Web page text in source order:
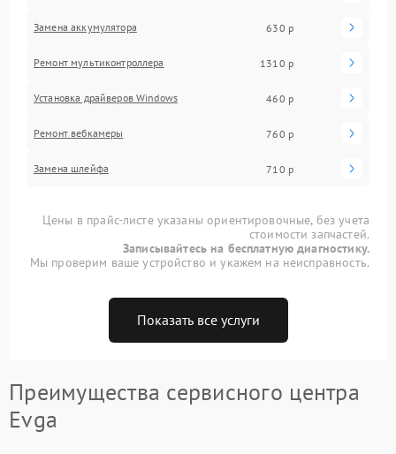
Замена аккумулятора 630 р
Ремонт мультиконтроллера 1310 р
Установка драйверов Windows 460 р
Ремонт вебкамеры 760 р
Замена шлейфа 710 р
Цены в прайс-листе указаны ориентировочные, без учета
стоимости запчастей.
Записывайтесь на бесплатную диагностику.
Мы проверим ваше устройство и укажем на неисправность.
Показать все услуги
Преимущества сервисного центра
Evga